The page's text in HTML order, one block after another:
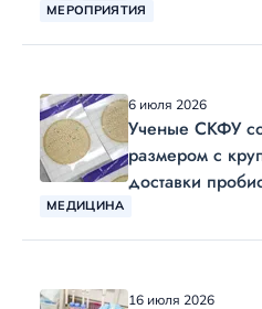
МЕРОПРИЯТИЯ
6 июля 2026
Ученые СКФУ
размером с
доставки
МЕДИЦИНА
16 июля 2026